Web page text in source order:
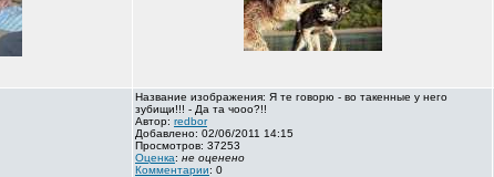
Название изображения: Я те говорю - во такенные у него
зубищи!!! - Да та чооо?!!
Автор: redbor
Добавлено: 02/06/2011 14:15
Просмотров: 37253
Оценка: не оценено
Комментарии: 0